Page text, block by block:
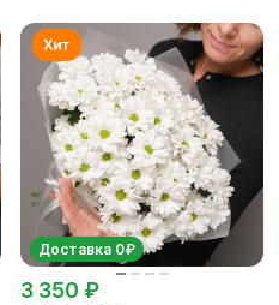
Доставка 0₽
3 350 ₽